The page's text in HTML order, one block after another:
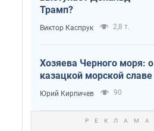
Трамп?
Виктор Каспрук 2,8 т.
Хозяева Черного моря: о
казацкой морской славе
Юрий Кирпичев 90